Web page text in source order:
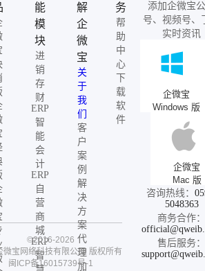
能
模
块
进
销
存
财
ERP
智
能
会
计
ERP
自
营
商
城
ERP
智
解
企
微
宝
关
于
我
们
客
户
案
例
解
决
方
案
代
理
加
务
帮
助
中
心
下
载
软
件
添加企微宝
号、视频号、
实时资讯
企微宝
Windows 版
企微宝
Mac 版
咨询热线：
5048363
商务合作：
售后服务：
©2016-2026
微宝网络科技有限公司 版权所有
闽ICP备16015739号-1